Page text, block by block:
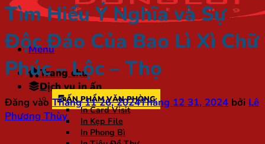
Menu
Trang chủ
Dịch vụ in ấn
ẤN PHẨM VĂN PHÒNG
In Card Visit
In Kẹp File
In Phong Bì
Tìm Hiểu Ý Nghĩa và Sự
Độc Đáo Của Bao Lì Xì Chữ
Phúc – Lộc – Thọ
Đăng vào Tháng 11 26, 2024Tháng 12 31, 2024 bởi Lê
Phương Thùy